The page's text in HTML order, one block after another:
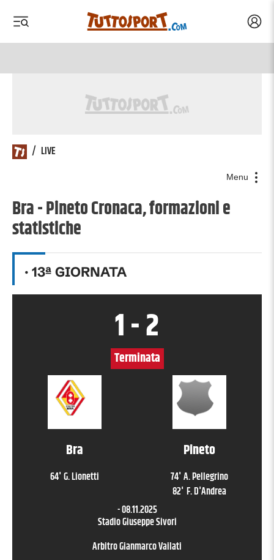
/ LIVE
Menu
Bra - Pineto Cronaca, formazioni e
statistiche
· 13ª GIORNATA
Bra
64' G. Lionetti
Pineto
74' A. Pellegrino
82' F. D'Andrea
1-2
Terminata
-08.11.2025
Stadio Giuseppe Sivori
ArbitroGianmarco Vailati